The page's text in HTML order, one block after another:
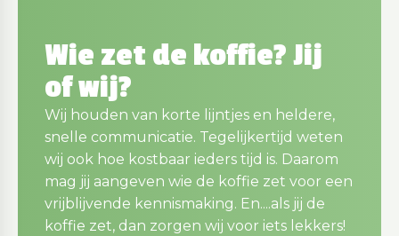
Wie zet de koffie? Jij
of wij?
Wij houden van korte lijntjes en heldere,
snelle communicatie. Tegelijkertijd weten
wij ook hoe kostbaar ieders tijd is. Daarom
mag jij aangeven wie de koffie zet voor een
vrijblijvende kennismaking. En....als jij de
koffie zet, dan zorgen wij voor iets lekkers!